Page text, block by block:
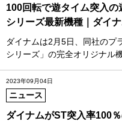
100回転で遊タイム突入の
シリーズ最新機種｜ダイ
ダイナムは2月5日、同社のプ
シリーズ」の完全オリジナル
2023年09月04日
ニュース
ダイナムがST突入率100